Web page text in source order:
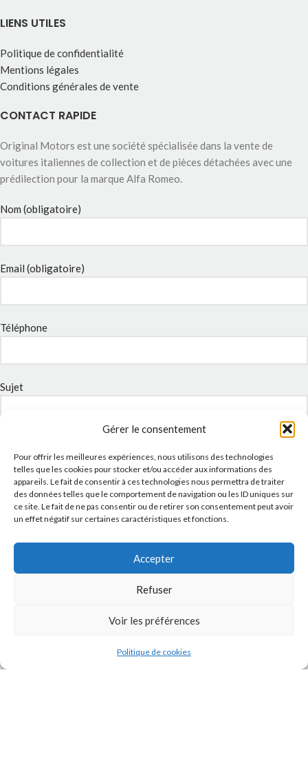
Gérer le consentement
Pour offrir les meilleures expériences, nous utilisons des technologies
telles que les cookies pour stocker et/ou accéder aux informations des
appareils. Le fait de consentir à ces technologies nous permettra de traiter
des données telles que le comportement de navigation ou les ID uniques sur
ce site. Le fait de ne pas consentir ou de retirer son consentement peut avoir
un effet négatif sur certaines caractéristiques et fonctions.
Accepter
Refuser
Voir les préférences
Politique de cookies
LIENS UTILES
Politique de confidentialité
Mentions légales
Conditions générales de vente
CONTACT RAPIDE
Original Motors est une société spécialisée dans la vente de
voitures italiennes de collection et de pièces détachées avec une
prédilection pour la marque Alfa Romeo.
Nom (obligatoire)
Email (obligatoire)
Téléphone
Sujet